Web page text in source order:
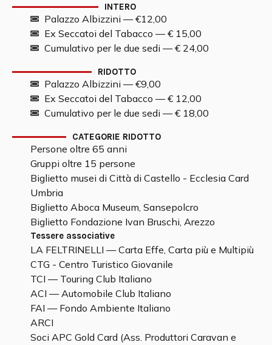
INTERO
Palazzo Albizzini — €12,00
Ex Seccatoi del Tabacco — € 15,00
Cumulativo per le due sedi — € 24,00
RIDOTTO
Palazzo Albizzini — €9,00
Ex Seccatoi del Tabacco — € 12,00
Cumulativo per le due sedi — € 18,00
CATEGORIE RIDOTTO
Persone oltre 65 anni
Gruppi oltre 15 persone
Biglietto musei di Città di Castello - Ecclesia Card
Umbria
Biglietto Aboca Museum, Sansepolcro
Biglietto Fondazione Ivan Bruschi, Arezzo
Tessere associative
LA FELTRINELLI — Carta Effe, Carta più e Multipiù
CTG - Centro Turistico Giovanile
TCI — Touring Club Italiano
ACI — Automobile Club Italiano
FAI — Fondo Ambiente Italiano
ARCI
Soci APC Gold Card (Ass. Produttori Caravan e